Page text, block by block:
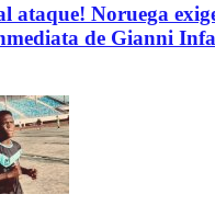
ataque! Noruega
de Gianni